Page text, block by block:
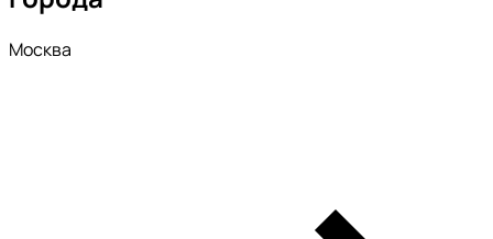
Москва